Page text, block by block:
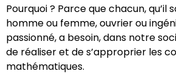
Pourquoi ? Parce que chacun, qu’il
homme ou femme, ouvrier ou
passionné, a besoin, dans notre
de réaliser et de s’approprier les
mathématiques.